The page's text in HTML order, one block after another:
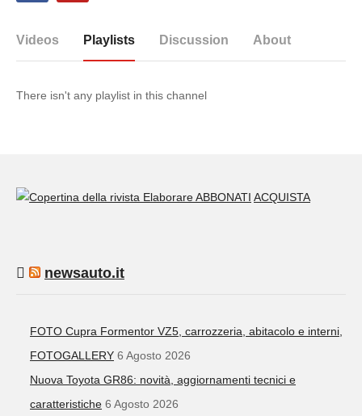
Videos Playlists Discussion About
There isn't any playlist in this channel
ABBONATI ACQUISTA
newsauto.it
FOTO Cupra Formentor VZ5, carrozzeria, abitacolo e interni,
FOTOGALLERY 6 Agosto 2026
Nuova Toyota GR86: novità, aggiornamenti tecnici e
caratteristiche 6 Agosto 2026